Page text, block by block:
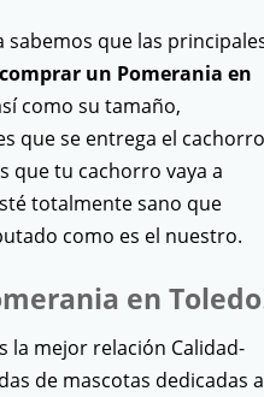
que las
comprar un Pomerania en
como su tamaño,
que se entrega el
que tu cachorro vaya a
totalmente sano que
como es el nuestro.
en Toledo
la mejor relación Calidad-
de mascotas dedicadas a